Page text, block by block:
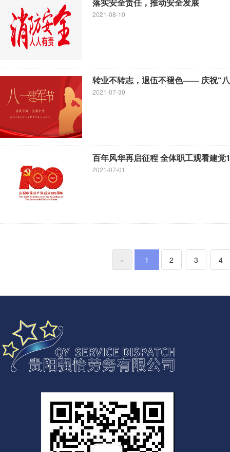
2021-08-10
转业不转志，退伍不褪色—— 庆祝“
2021-07-30
百年风华再启征程 全体职工观看建党
2021-07-01
« 1 2 3 4